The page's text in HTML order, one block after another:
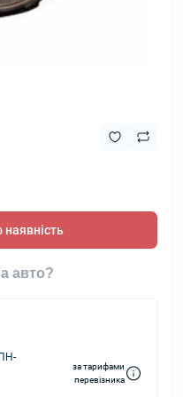
авто?
за тарифами
перевізника